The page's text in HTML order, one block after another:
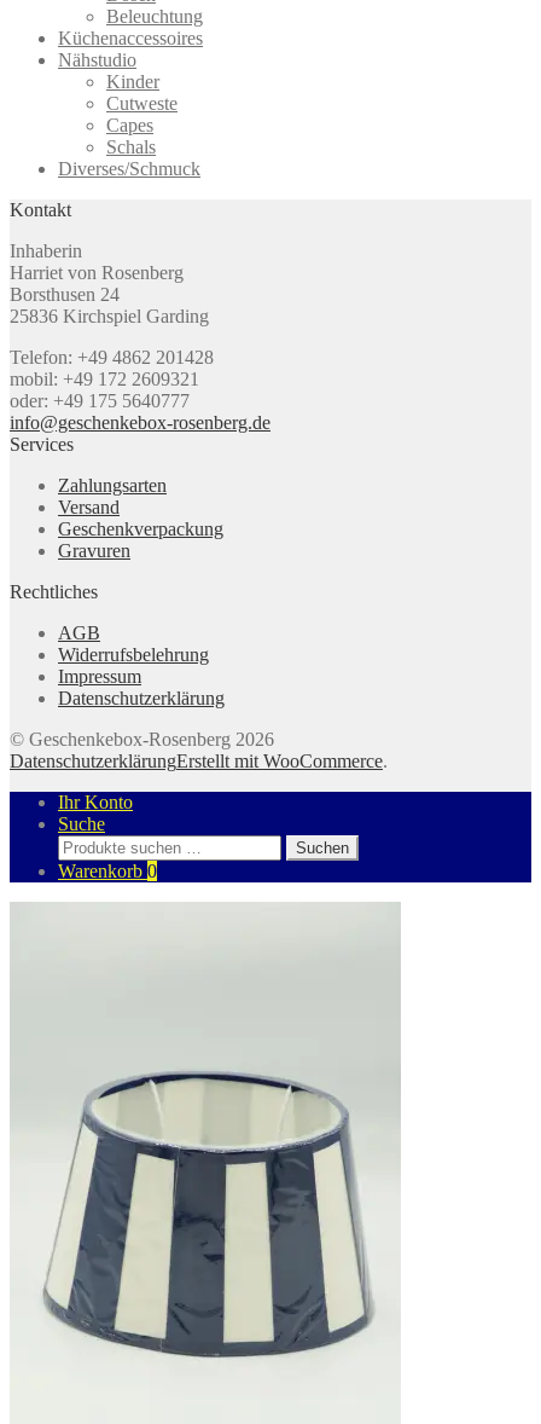
Beleuchtung
Küchenaccessoires
Nähstudio
Kinder
Cutweste
Capes
Schals
Diverses/Schmuck
Kontakt
Inhaberin
Harriet von Rosenberg
Borsthusen 24
25836 Kirchspiel Garding
Telefon: +49 4862 201428
mobil: +49 172 2609321
oder: +49 175 5640777
info@geschenkebox-rosenberg.de
Services
Zahlungsarten
Versand
Geschenkverpackung
Gravuren
Rechtliches
AGB
Widerrufsbelehrung
Impressum
Datenschutzerklärung
© Geschenkebox-Rosenberg 2026
DatenschutzerklärungErstellt mit WooCommerce.
Ihr Konto
Suche
Suchen
nach:
Suchen
Warenkorb 0